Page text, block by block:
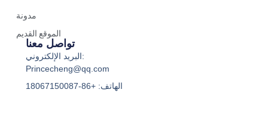
مدونة
الموقع القديم
تواصل معنا
البريد الإلكتروني:
Princecheng@qq.com